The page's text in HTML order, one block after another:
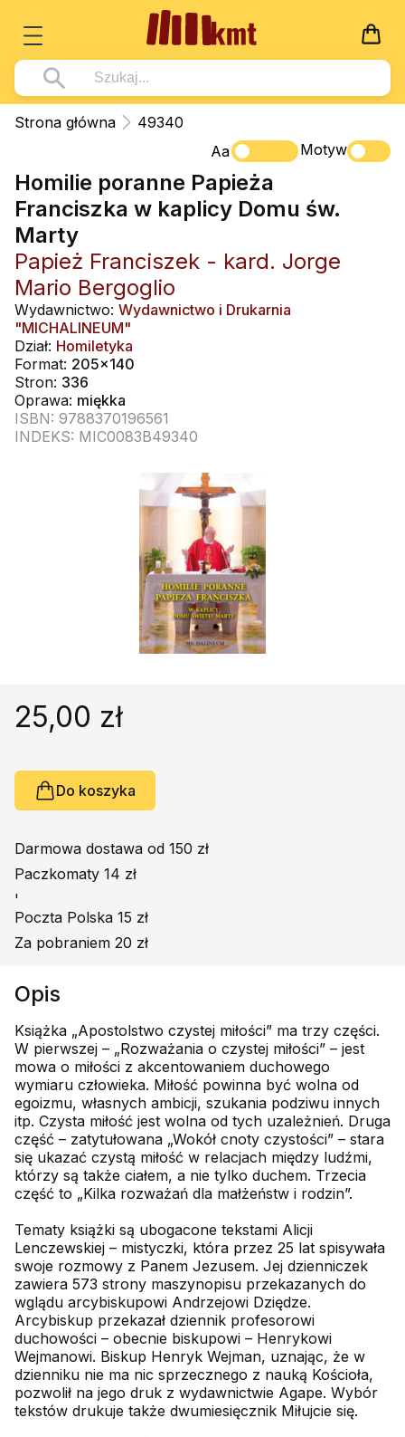
Książki
Wszystko z kategorii - Książki
Pismo Święte
Kościół Katolicki
Duszpasterstwo
Teologia
Życie chrześcijańskie
Duchowość
Literatura piękna
Religie
Kultura
Książki obcojęzyczne
Poradniki, leksykony...
Podręczniki szkolne
Wszystko z kategorii - Multimedia
DVD
CD-ROM
Muzyka
Rekolekcje i inne na CD
Śpiew i modlitwa
Muzyka klasyczna
Śpiewniki
Dla Dzieci
Wszystko z kategorii - Dla Dzieci
Literatura (D)
Płyty, DVD (D)
Podręczniki i pomoce dydaktyczne
Podręczniki
Wszystko z kategorii - Podręczniki
Podręczniki i pomoce dydaktyczne
Zabawa i Nauka
Nowości
Zaloguj się
Strona główna
49340
Aa
Motyw
Homilie poranne Papieża
Franciszka w kaplicy Domu św.
Marty
Papież Franciszek - kard. Jorge
Mario Bergoglio
Wydawnictwo: Wydawnictwo i Drukarnia
"MICHALINEUM"
Dział: Homiletyka
Format: 205x140
Stron: 336
Oprawa: miękka
ISBN: 9788370196561
INDEKS: MIC0083B49340
25,00 zł
Do koszyka
Darmowa dostawa od 150 zł
Paczkomaty 14 zł
'
Poczta Polska 15 zł
Za pobraniem 20 zł
Opis
Książka „Apostolstwo czystej miłości” ma trzy części.
W pierwszej – „Rozważania o czystej miłości” – jest
mowa o miłości z akcentowaniem duchowego
wymiaru człowieka. Miłość powinna być wolna od
egoizmu, własnych ambicji, szukania podziwu innych
itp. Czysta miłość jest wolna od tych uzależnień. Druga
część – zatytułowana „Wokół cnoty czystości” – stara
się ukazać czystą miłość w relacjach między ludźmi,
którzy są także ciałem, a nie tylko duchem. Trzecia
część to „Kilka rozważań dla małżeństw i rodzin”.
Tematy książki są ubogacone tekstami Alicji
Lenczewskiej – mistyczki, która przez 25 lat spisywała
swoje rozmowy z Panem Jezusem. Jej dzienniczek
zawiera 573 strony maszynopisu przekazanych do
wglądu arcybiskupowi Andrzejowi Dziędze.
Arcybiskup przekazał dziennik profesorowi
duchowości – obecnie biskupowi – Henrykowi
Wejmanowi. Biskup Henryk Wejman, uznając, że w
dzienniku nie ma nic sprzecznego z nauką Kościoła,
pozwolił na jego druk z wydawnictwie Agape. Wybór
tekstów drukuje także dwumiesięcznik Miłujcie się.